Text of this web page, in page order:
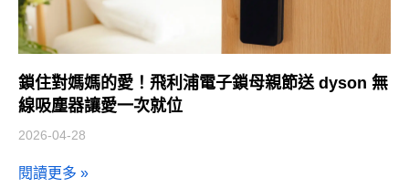
鎖住對媽媽的愛！飛利浦電子鎖母親節送 dyson 無
線吸塵器讓愛一次就位
2026-04-28
閱讀更多 »